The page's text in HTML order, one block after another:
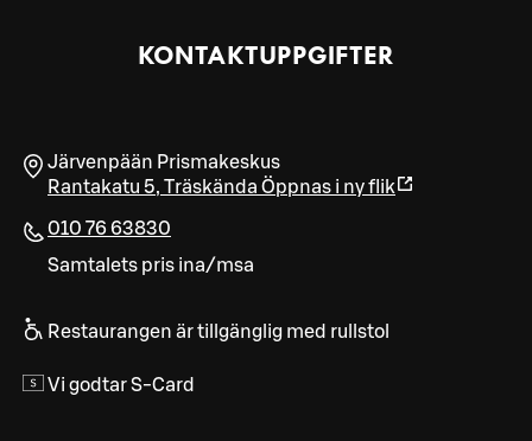
KONTAKTUPPGIFTER
Järvenpään Prismakeskus
Rantakatu 5, Träskända Öppnas i ny flik
010 76 63830
Samtalets pris ina/msa
Restaurangen är tillgänglig med rullstol
Vi godtar S-Card